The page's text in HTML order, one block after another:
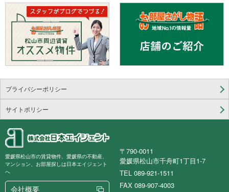
プライバシーポリシー
サイトポリシー
愛媛県松山市の賃貸物件、愛媛県の不動産、
マンション、お部屋探しは日本エイジェント
へ
会社概要
〒790-0011
愛媛県松山市千舟町1丁目1-7
TEL 089-921-1511
FAX 089-907-4003